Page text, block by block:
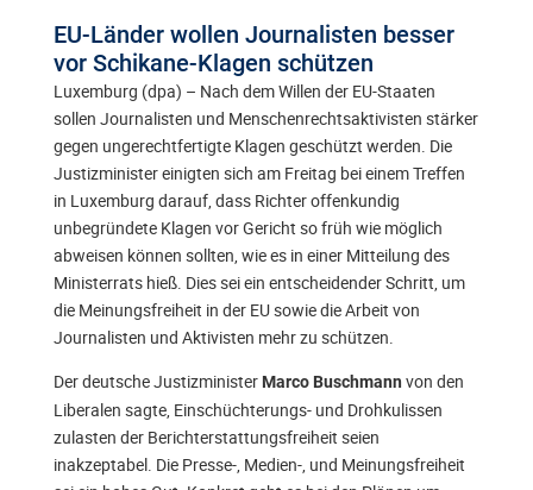
EU-Länder wollen Journalisten besser
vor Schikane-Klagen schützen
Luxemburg (dpa) – Nach dem Willen der EU-Staaten
sollen Journalisten und Menschenrechtsaktivisten stärker
gegen ungerechtfertigte Klagen geschützt werden. Die
Justizminister einigten sich am Freitag bei einem Treffen
in Luxemburg darauf, dass Richter offenkundig
unbegründete Klagen vor Gericht so früh wie möglich
abweisen können sollten, wie es in einer Mitteilung des
Ministerrats hieß. Dies sei ein entscheidender Schritt, um
die Meinungsfreiheit in der EU sowie die Arbeit von
Journalisten und Aktivisten mehr zu schützen.
Der deutsche Justizminister Marco Buschmann von den
Liberalen sagte, Einschüchterungs- und Drohkulissen
zulasten der Berichterstattungsfreiheit seien
inakzeptabel. Die Presse-, Medien-, und Meinungsfreiheit